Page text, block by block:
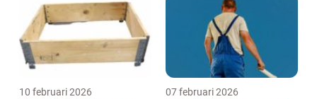
10 februari 2026 07 februari 2026